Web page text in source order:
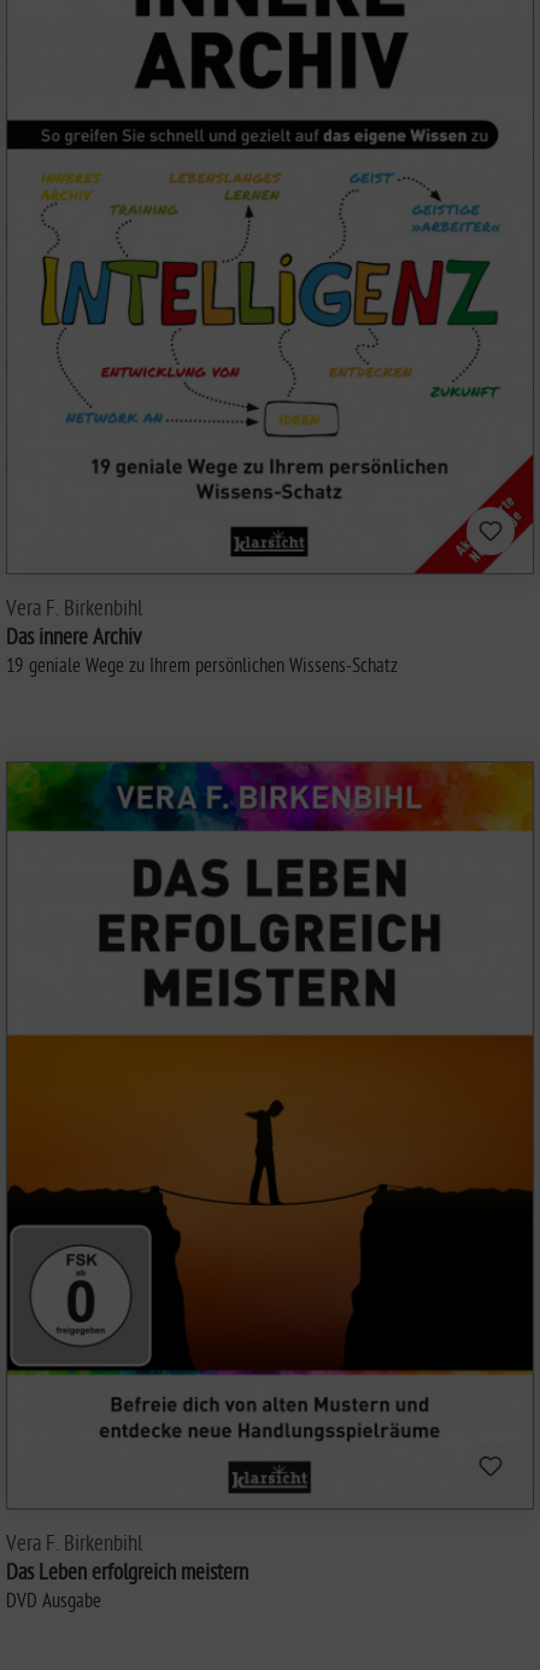
Vera F. Birkenbihl
Das innere Archiv
19 geniale Wege zu Ihrem persönlichen Wissens-Schatz
Vera F. Birkenbihl
Das Leben erfolgreich meistern
DVD Ausgabe